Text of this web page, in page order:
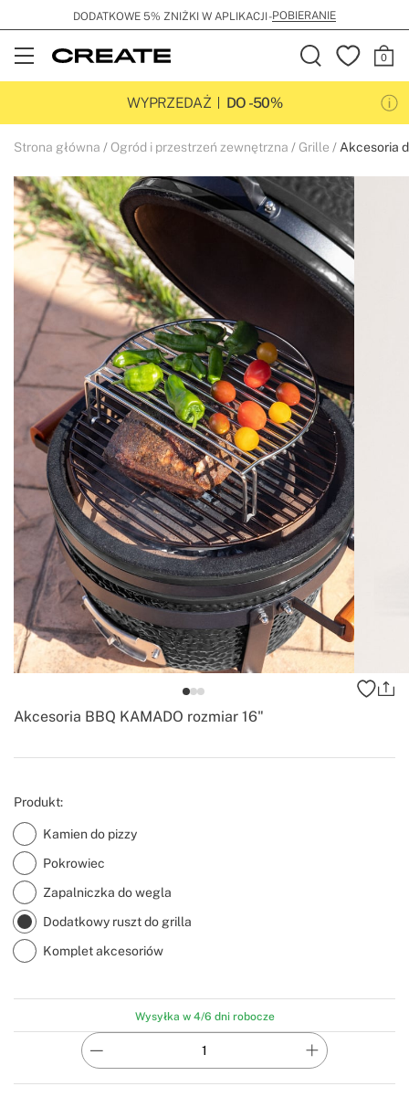
DODATKOWE 5% ZNIŻKI W APLIKACJI -POBIERANIE
Open
Menu
WYPRZEDAŻ
DO -50%
Strona główna Ogród i przestrzeń zewnętrzna Grille Akcesoria
Akcesoria BBQ KAMADO rozmiar 16"
Create
Produkt:
Kamien do pizzy
Pokrowiec
Zapalniczka do wegla
Dodatkowy ruszt do grilla
Komplet akcesoriów
Wysyłka w 4/6 dni robocze